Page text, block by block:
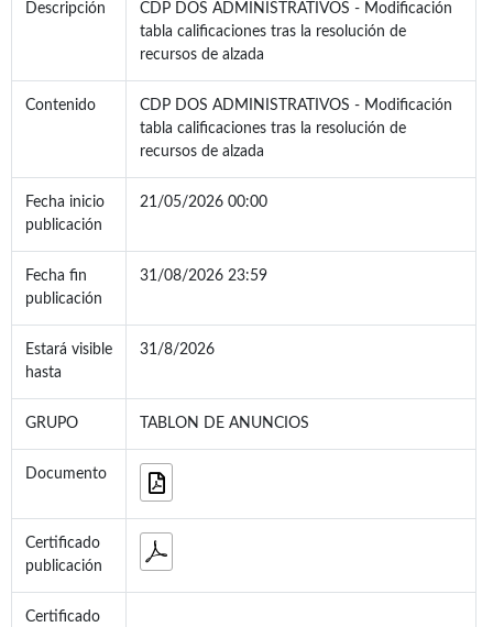
Descripción
CDP DOS ADMINISTRATIVOS - Modificación
tabla calificaciones tras la resolución de
recursos de alzada
Contenido
CDP DOS ADMINISTRATIVOS - Modificación
tabla calificaciones tras la resolución de
recursos de alzada
Fecha inicio
publicación
21/05/2026 00:00
Fecha fin
publicación
31/08/2026 23:59
Estará visible
hasta
31/8/2026
GRUPO TABLON DE ANUNCIOS
Documento
Certificado
publicación
Certificado